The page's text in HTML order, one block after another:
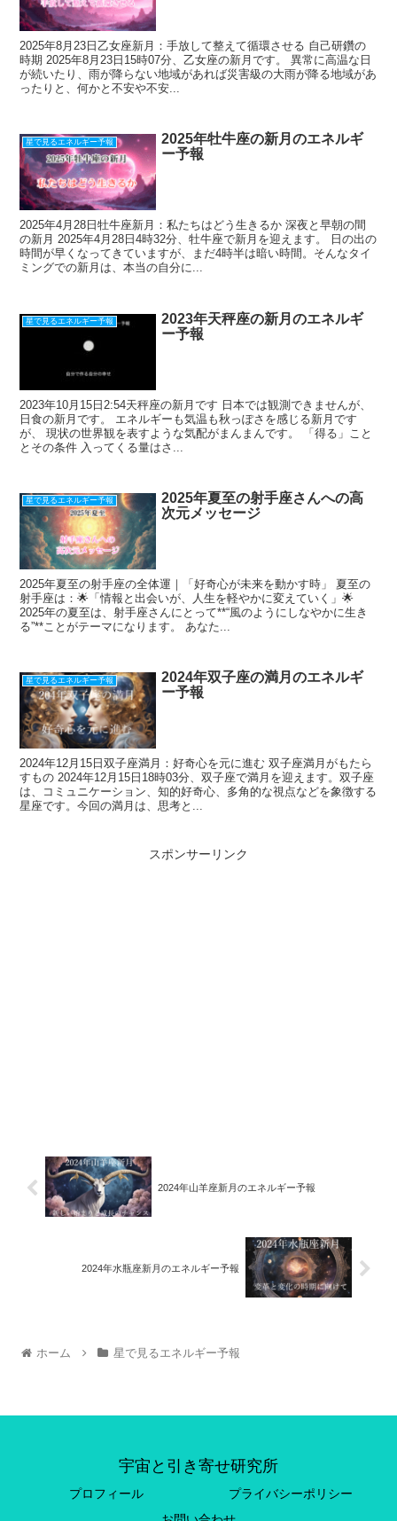
2025年8月23日乙女座新月：手放して整えて循環させる 自己研鑽の
時期 2025年8月23日15時07分、乙女座の新月です。 異常に高温な日
が続いたり、雨が降らない地域があれば災害級の大雨が降る地域があ
ったりと、何かと不安や不安...
星で見るエネルギー予報
2025年牡牛座の新月のエネルギ
ー予報
2025年4月28日牡牛座新月：私たちはどう生きるか 深夜と早朝の間
の新月 2025年4月28日4時32分、牡牛座で新月を迎えます。 日の出の
時間が早くなってきていますが、まだ4時半は暗い時間。そんなタイ
ミングでの新月は、本当の自分に...
星で見るエネルギー予報
2023年天秤座の新月のエネルギ
ー予報
2023年10月15日2:54天秤座の新月です 日本では観測できませんが、
日食の新月です。 エネルギーも気温も秋っぽさを感じる新月です
が、 現状の世界観を表すような気配がまんまんです。 「得る」こと
とその条件 入ってくる量はさ...
星で見るエネルギー予報
2025年夏至の射手座さんへの高
次元メッセージ
2025年夏至の射手座の全体運｜「好奇心が未来を動かす時」 夏至の
射手座は：🌟「情報と出会いが、人生を軽やかに変えていく」🌟
2025年の夏至は、射手座さんにとって**“風のようにしなやかに生き
る”**ことがテーマになります。 あなた...
星で見るエネルギー予報
2024年双子座の満月のエネルギ
ー予報
2024年12月15日双子座満月：好奇心を元に進む 双子座満月がもたら
すもの 2024年12月15日18時03分、双子座で満月を迎えます。双子座
は、コミュニケーション、知的好奇心、多角的な視点などを象徴する
星座です。今回の満月は、思考と...
スポンサーリンク
2024年山羊座新月のエネルギー予報
2024年水瓶座新月のエネルギー予報
ホーム 星で見るエネルギー予報
宇宙と引き寄せ研究所
プロフィール
プライバシーポリシー